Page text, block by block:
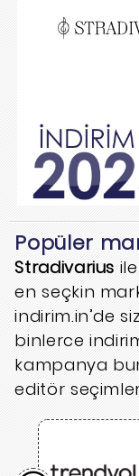
Popüler
Stradivarius
en seçkin
indirim.in’de
binlerce
kampanya
editör